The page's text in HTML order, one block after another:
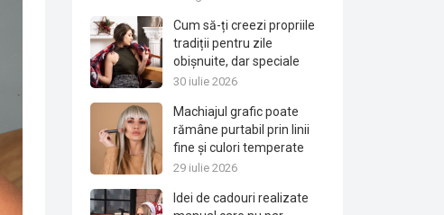
Cum să-ți creezi propriile
tradiții pentru zile
obișnuite, dar speciale
30 iulie 2026
Machiajul grafic poate
rămâne purtabil prin linii
fine și culori temperate
29 iulie 2026
Idei de cadouri realizate